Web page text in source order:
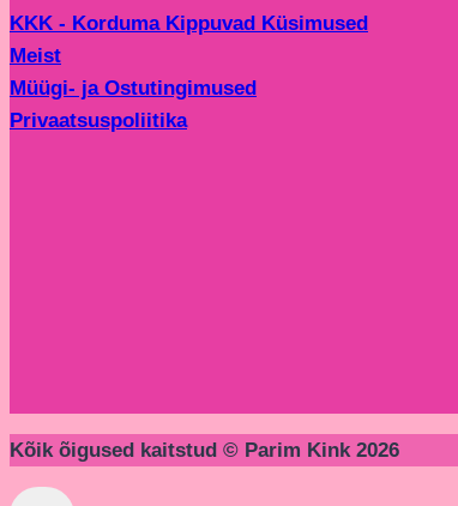
KKK - Korduma Kippuvad Küsimused
Meist
Müügi- ja Ostutingimused
Privaatsuspoliitika
Kõik õigused kaitstud © Parim Kink 2026